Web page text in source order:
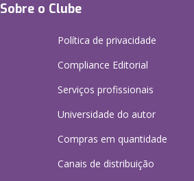
Sobre o Clube
Política de privacidade
Compliance Editorial
Serviços profissionais
Universidade do autor
Compras em quantidade
Canais de distribuição